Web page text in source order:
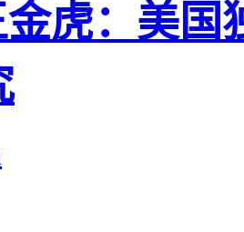
虎：美国